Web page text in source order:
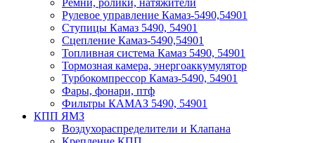
Ремни, ролики, натяжители
Рулевое управление Камаз-5490,54901
Ступицы Камаз 5490, 54901
Сцепление Камаз-5490,54901
Топливная система Камаз 5490, 54901
Тормозная камера, энергоаккумулятор
Турбокомпрессор Камаз-5490, 54901
Фары, фонари, птф
Фильтры КАМАЗ 5490, 54901
КПП ЯМЗ
Воздухораспределители и Клапана